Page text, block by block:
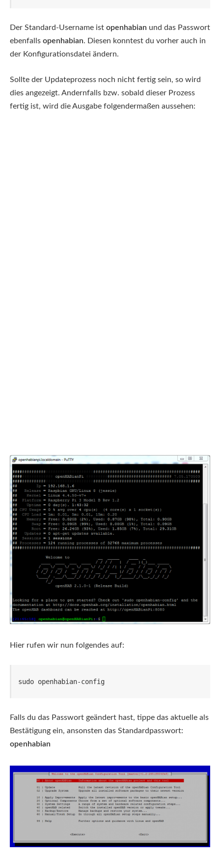
Der Standard-Username ist openhabian und das Passwort
ebenfalls openhabian. Diesen konntest du vorher auch in
der Konfigurationsdatei ändern.
Sollte der Updateprozess noch nicht fertig sein, so wird
dies angezeigt. Andernfalls bzw. sobald dieser Prozess
fertig ist, wird die Ausgabe folgendermaßen aussehen:
Hier rufen wir nun folgendes auf:
sudo openhabian-config
Falls du das Passwort geändert hast, tippe das aktuelle als
Bestätigung ein, ansonsten das Standardpasswort:
openhabian